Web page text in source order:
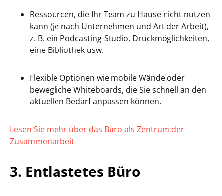
Ressourcen, die Ihr Team zu Hause nicht nutzen
kann (je nach Unternehmen und Art der Arbeit),
z. B. ein Podcasting-Studio, Druckmöglichkeiten,
eine Bibliothek usw.
Flexible Optionen wie mobile Wände oder
bewegliche Whiteboards, die Sie schnell an den
aktuellen Bedarf anpassen können.
Lesen Sie mehr über das Büro als Zentrum der
Zusammenarbeit
3. Entlastetes Büro